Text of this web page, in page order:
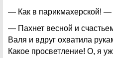
— Как в парикмахерской! —
— Пахнет весной и
Валя и вдруг охватила
Какое просветление! О, я